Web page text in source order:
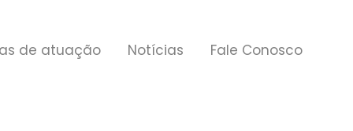
de atuação Notícias Fale Conosco